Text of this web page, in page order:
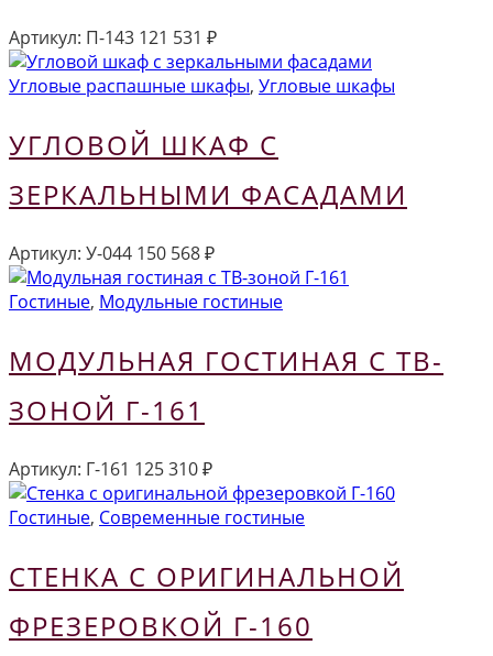
Артикул: П-143 121 531 ₽
Угловые распашные шкафы, Угловые шкафы
УГЛОВОЙ ШКАФ С
ЗЕРКАЛЬНЫМИ ФАСАДАМИ
Артикул: У-044 150 568₽
Гостиные, Модульные гостиные
МОДУЛЬНАЯ ГОСТИНАЯ С ТВ-
ЗОНОЙ Г-161
Артикул: Г-161 125 310₽
Гостиные, Современные гостиные
СТЕНКА С ОРИГИНАЛЬНОЙ
ФРЕЗЕРОВКОЙ Г-160